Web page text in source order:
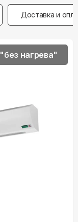
Доставка и
нагрева"